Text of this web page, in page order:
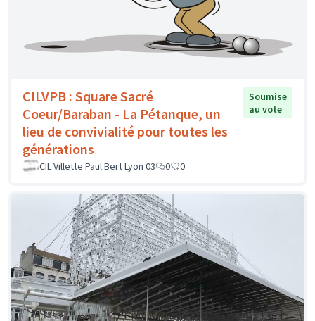
CILVPB : Square Sacré
Coeur/Baraban - La Pétanque, un
lieu de convivialité pour toutes les
générations
Soumise
au vote
CIL Villette Paul Bert Lyon 03 0 0